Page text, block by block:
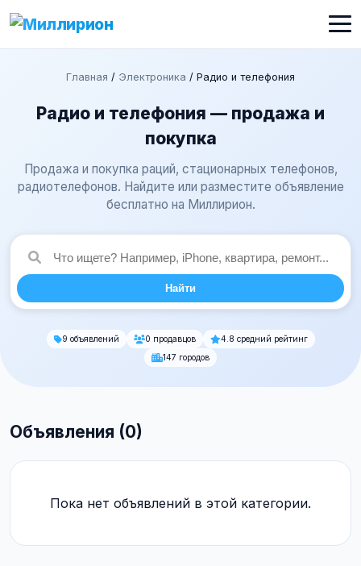
Главная / Электроника / Радио и телефония
Радио и телефония — продажа и
покупка
Продажа и покупка раций, стационарных телефонов,
радиотелефонов. Найдите или разместите объявление
бесплатно на Миллирион.
Найти
9 объявлений 0 продавцов
4.8 средний рейтинг
147 городов
Объявления (0)
Пока нет объявлений в этой категории.